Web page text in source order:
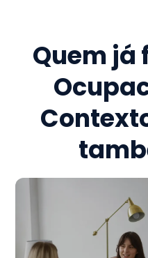
Quem já